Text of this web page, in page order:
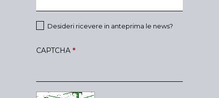
Desideri ricevere in anteprima le news?
CAPTCHA *